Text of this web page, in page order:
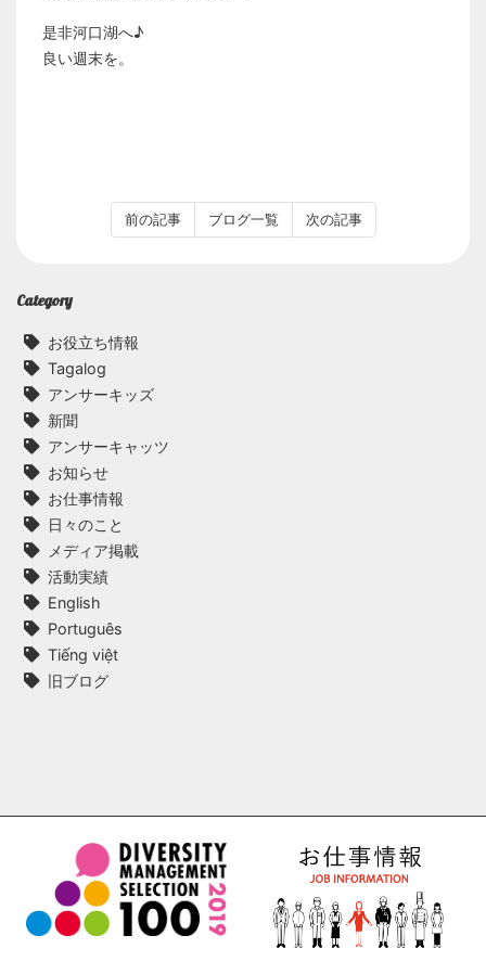
是非河口湖へ♪
良い週末を。
前の記事 ブログ一覧 次の記事
Category
お役立ち情報
Tagalog
アンサーキッズ
新聞
アンサーキャッツ
お知らせ
お仕事情報
日々のこと
メディア掲載
活動実績
English
Português
Tiếng việt
旧ブログ